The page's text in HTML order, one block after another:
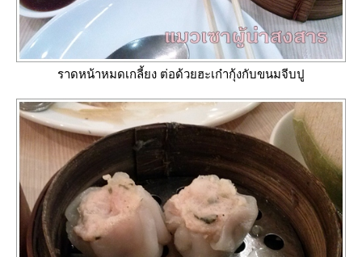
ราดหน้าหมดเกลี้ยง ต่อด้วยฮะเก๋ากุ้งกับขนมจีบปู